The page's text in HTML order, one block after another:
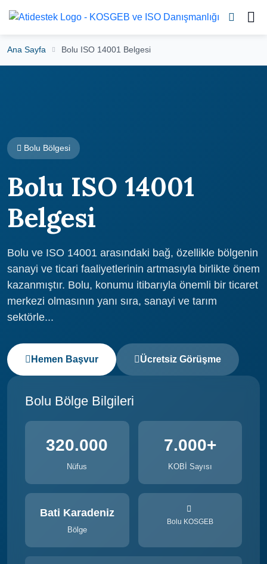
Ana Sayfa Bolu ISO 14001 Belgesi
Bolu Bölgesi
Bolu ISO 14001
Belgesi
Bolu ve ISO 14001 arasındaki bağ, özellikle bölgenin
sanayi ve ticari faaliyetlerinin artmasıyla birlikte önem
kazanmıştır. Bolu, konumu itibarıyla önemli bir ticaret
merkezi olmasının yanı sıra, sanayi ve tarım
sektörle...
Hemen Başvur Ücretsiz Görüşme
Bolu Bölge Bilgileri
320.000
Nüfus
7.000+
KOBİ Sayısı
Bati Karadeniz
Bölge
Bolu KOSGEB